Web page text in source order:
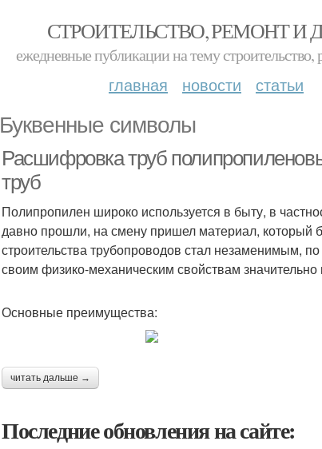
СТРОИТЕЛЬСТВО, РЕМОНТ И
ежедневные публикации на тему строительство,
главная новости статьи
Буквенные символы
Расшифровка труб
труб
Полипропилен широко используется в быту, в
давно прошли, на смену пришел материал, который
строительства трубопроводов стал незаменимым,
своим физико-механическим свойствам
Основные преимущества:
читать дальше →
Последние обновления на сайте: